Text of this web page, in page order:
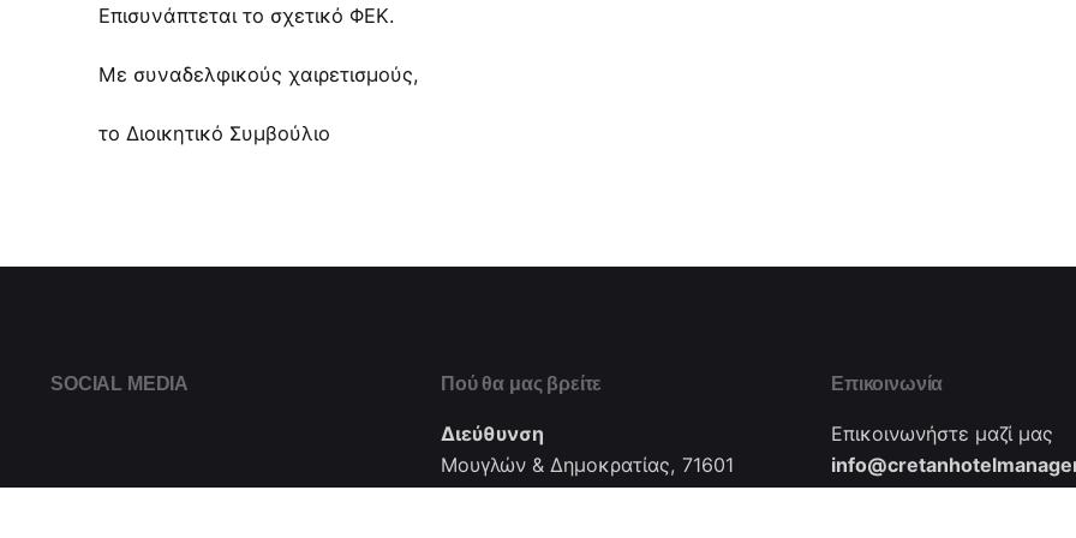
Επισυνάπτεται το σχετικό ΦΕΚ.
Με συναδελφικούς χαιρετισμούς,
το Διοικητικό Συμβούλιο
SOCIAL MEDIA Πού θα μας βρείτε
Διεύθυνση
Μουγλών & Δημοκρατίας, 71601
Επικοινωνία
Επικοινωνήστε μαζί μας